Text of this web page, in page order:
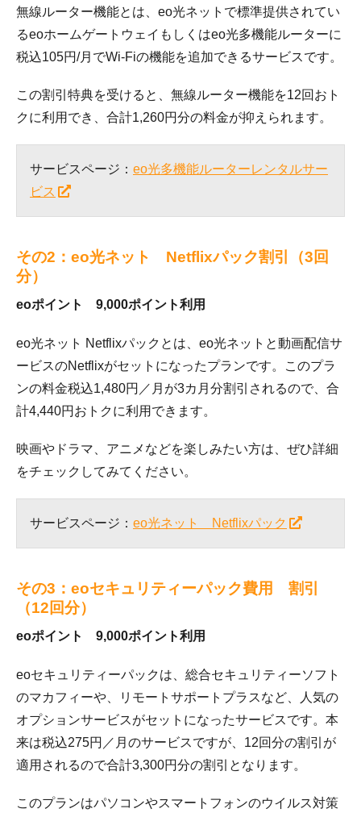
無線ルーター機能とは、eo光ネットで標準提供されてい
るeoホームゲートウェイもしくはeo光多機能ルーターに
税込105円/月でWi-Fiの機能を追加できるサービスです。
この割引特典を受けると、無線ルーター機能を12回おト
クに利用でき、合計1,260円分の料金が抑えられます。
サービスページ： eo光多機能ルーターレンタルサー
ビス
その2：eo光ネット Netflixパック割引（3回
分）
eoポイント 9,000ポイント利用
eo光ネット Netflixパックとは、eo光ネットと動画配信サ
ービスのNetflixがセットになったプランです。このプラ
ンの料金税込1,480円／月が3カ月分割引されるので、合
計4,440円おトクに利用できます。
映画やドラマ、アニメなどを楽しみたい方は、ぜひ詳細
をチェックしてみてください。
サービスページ： eo光ネット Netflixパック
その3：eoセキュリティーパック費用 割引
（12回分）
eoポイント 9,000ポイント利用
eoセキュリティーパックは、総合セキュリティーソフト
のマカフィーや、リモートサポートプラスなど、人気の
オプションサービスがセットになったサービスです。本
来は税込275円／月のサービスですが、12回分の割引が
適用されるので合計3,300円分の割引となります。
このプランはパソコンやスマートフォンのウイルス対策